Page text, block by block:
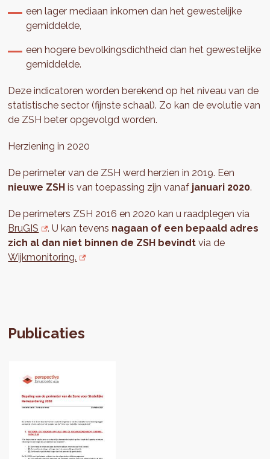
een lager mediaan inkomen dan het gewestelijke
gemiddelde,
een hogere bevolkingsdichtheid dan het gewestelijke
gemiddelde.
Deze indicatoren worden berekend op het niveau van de
statistische sector (fijnste schaal). Zo kan de evolutie van
de ZSH beter opgevolgd worden.
Herziening in 2020
De perimeter van de ZSH werd herzien in 2019. Een
nieuwe ZSH is van toepassing zijn vanaf januari 2020.
De perimeters ZSH 2016 en 2020 kan u raadplegen via
BruGIS
. U kan tevens nagaan of een bepaald adres
zich al dan niet binnen de ZSH bevindt via de
Wijkmonitoring.
Publicaties